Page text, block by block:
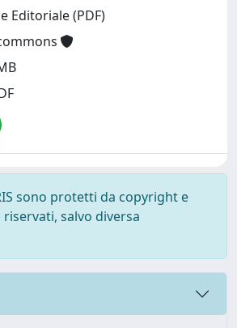
Editoriale (PDF)
sono protetti da copyright e
salvo diversa